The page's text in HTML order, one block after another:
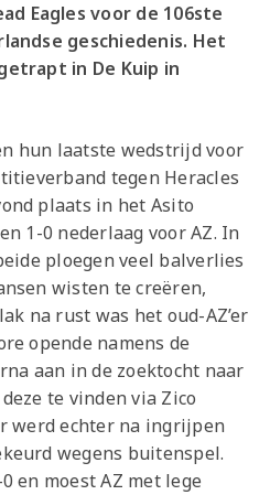
Eagles voor de 106ste
geschiedenis. Het
in De Kuip in
hun laatste wedstrijd voor
tegen Heracles
plaats in het Asito
1-0 nederlaag voor AZ. In
ploegen veel balverlies
wisten te creëren,
na rust was het oud-AZ’er
opende namens de
aan in de zoektocht naar
te vinden via Zico
werd echter na ingrijpen
wegens buitenspel.
en moest AZ met lege